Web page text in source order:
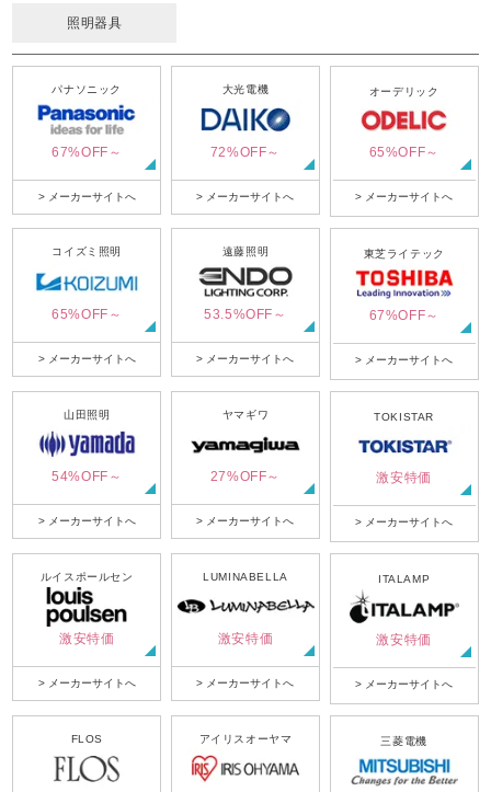
照明器具
パナソニック
67%OFF～
> メーカーサイトへ
大光電機
72%OFF～
> メーカーサイトへ
オーデリック
65%OFF～
> メーカーサイトへ
コイズミ照明
65%OFF～
> メーカーサイトへ
遠藤照明
53.5%OFF～
> メーカーサイトへ
東芝ライテック
67%OFF～
> メーカーサイトへ
山田照明
54%OFF～
> メーカーサイトへ
ヤマギワ
27%OFF～
> メーカーサイトへ
TOKISTAR
激安特価
> メーカーサイトへ
ルイスポールセン
激安特価
> メーカーサイトへ
LUMINABELLA
激安特価
> メーカーサイトへ
ITALAMP
激安特価
> メーカーサイトへ
FLOS アイリスオーヤマ 三菱電機